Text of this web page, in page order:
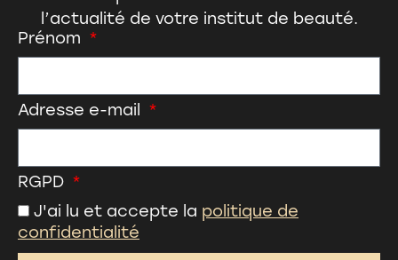
l’actualité de votre institut de beauté.
Prénom
Adresse e-mail
RGPD
J'ai lu et accepte la politique de
confidentialité